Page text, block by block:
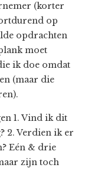
(korter
op
opdrachten
moet
ik doe omdat
(maar die
1. Vind ik dit
2. Verdien ik er
Eén & drie
zijn toch